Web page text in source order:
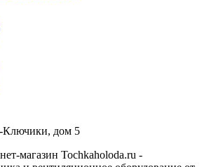
Ключики, дом 5
магазин Tochkaholoda.ru -